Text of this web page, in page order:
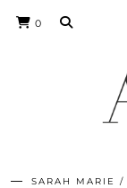
0
SARAH MARIE